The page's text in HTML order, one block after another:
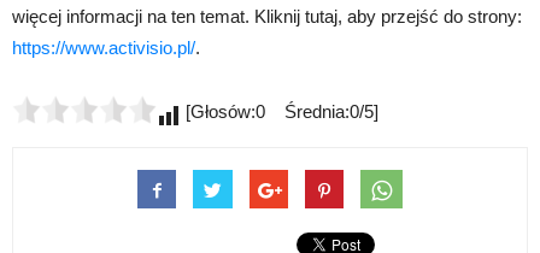
więcej informacji na ten temat. Kliknij tutaj, aby przejść do strony:
https://www.activisio.pl/.
[Głosów:0 Średnia:0/5]